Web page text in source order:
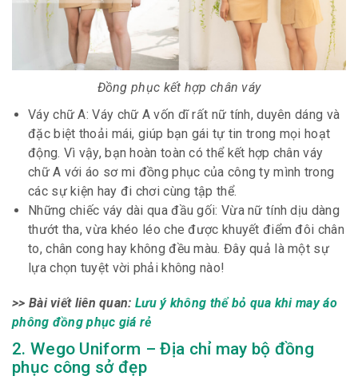
Đồng phục kết hợp chân váy
Váy chữ A: Váy chữ A vốn dĩ rất nữ tính, duyên dáng và
đặc biệt thoải mái, giúp bạn gái tự tin trong mọi hoạt
động. Vì vậy, bạn hoàn toàn có thể kết hợp chân váy
chữ A với áo sơ mi đồng phục của công ty mình trong
các sự kiện hay đi chơi cùng tập thể.
Những chiếc váy dài qua đầu gối: Vừa nữ tính dịu dàng
thướt tha, vừa khéo léo che được khuyết điểm đôi chân
to, chân cong hay không đều màu. Đây quả là một sự
lựa chọn tuyệt vời phải không nào!
>> Bài viết liên quan: Lưu ý không thể bỏ qua khi may áo
phông đồng phục giá rẻ
2. Wego Uniform – Địa chỉ may bộ đồng
phục công sở đẹp